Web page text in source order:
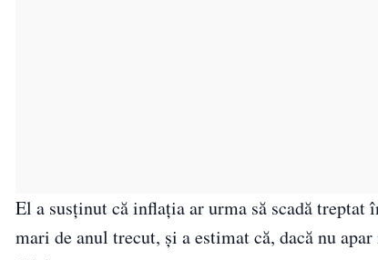
El a susținut că inflația ar urma să scadă
mari de anul trecut, și a estimat că, dacă nu